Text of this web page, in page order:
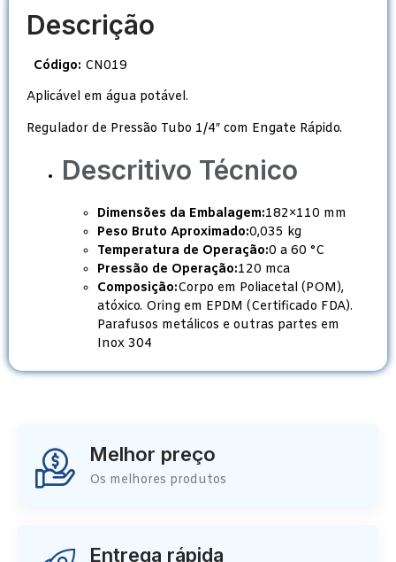
Descrição
Código: CN019
Aplicável em água potável.
Regulador de Pressão Tubo 1/4″ com Engate Rápido.
Descritivo Técnico
Dimensões da Embalagem:182×110 mm
Peso Bruto Aproximado:0,035 kg
Temperatura de Operação:0 a 60 °C
Pressão de Operação:120 mca
Composição:Corpo em Poliacetal (POM),
atóxico. Oring em EPDM (Certificado FDA).
Parafusos metálicos e outras partes em
Inox 304
Melhor preço
Os melhores produtos
Entrega rápida